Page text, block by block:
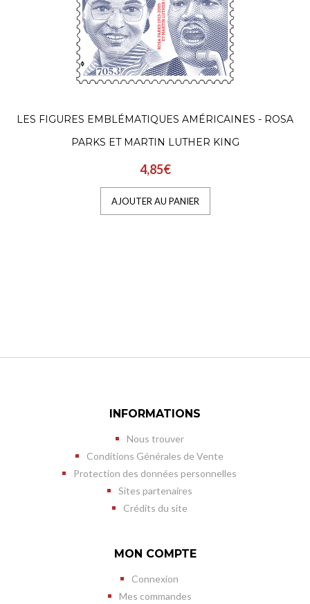
LES FIGURES EMBLÉMATIQUES AMÉRICAINES - ROSA
PARKS ET MARTIN LUTHER KING
4,85€
AJOUTER AU PANIER
INFORMATIONS
Nous trouver
Conditions Générales de Vente
Protection des données personnelles
Sites partenaires
Crédits du site
MON COMPTE
Connexion
Mes commandes